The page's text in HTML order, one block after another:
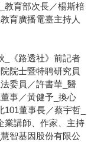
教育部次長／楊斯棓
育廣播電臺主持人
_《路透社》前記者
院士暨特聘研究員
委員／許書華_醫
事／黃健予_換心
董事長／蔡宇哲_
業講師、作家、主持
智基因股份有限公